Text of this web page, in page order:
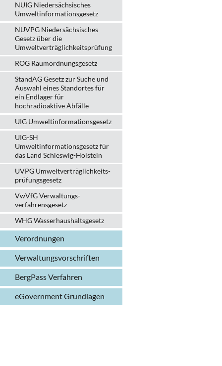
NUIG Niedersächsisches
Umweltinformationsgesetz
NUVPG Niedersächsisches
Gesetz über die
Umweltverträglichkeitsprüfung
ROG Raumordnungsgesetz
StandAG Gesetz zur Suche und
Auswahl eines Standortes für
ein Endlager für
hochradioaktive Abfälle
UIG Umweltinformationsgesetz
UIG-SH
Umweltinformationsgesetz für
das Land Schleswig-Holstein
UVPG Umweltverträglich­keits­
prüfungs­gesetz
VwVfG Verwaltungs­
verfahrens­gesetz
WHG Wasserhaushalts­gesetz
Verordnungen
Verwaltungs­vorschriften
BergPass Verfahren
eGovernment Grundlagen